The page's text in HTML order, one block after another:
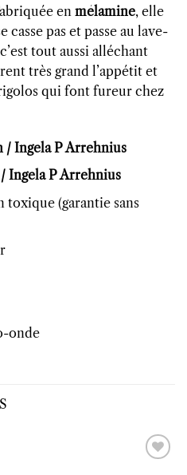
en mélamine, elle
casse pas et passe au lave-
tout aussi alléchant
très grand l’appétit et
qui font fureur chez
/ Ingela P Arrehnius
Ingela P Arrehnius
(garantie sans
onde